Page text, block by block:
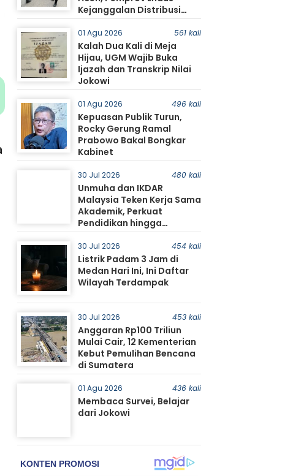
Kejanggalan Distribusi
BBM
01 Agu 2026 561 kali
Kalah Dua Kali di Meja
Hijau, UGM Wajib Buka
Ijazah dan Transkrip Nilai
Jokowi
01 Agu 2026 496 kali
Kepuasan Publik Turun,
Rocky Gerung Ramal
Prabowo Bakal Bongkar
Kabinet
30 Jul 2026 480 kali
Unmuha dan IKDAR
Malaysia Teken Kerja Sama
Akademik, Perkuat
Pendidikan hingga
Pertukaran Mahasiswa
30 Jul 2026 454 kali
Listrik Padam 3 Jam di
Medan Hari Ini, Ini Daftar
Wilayah Terdampak
30 Jul 2026 453 kali
Anggaran Rp100 Triliun
Mulai Cair, 12 Kementerian
Kebut Pemulihan Bencana
di Sumatera
01 Agu 2026 436 kali
Membaca Survei, Belajar
dari Jokowi